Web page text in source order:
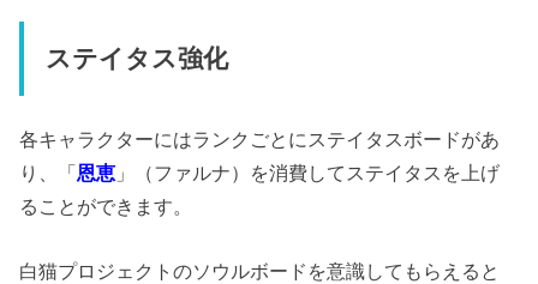
ステイタス強化
各キャラクターにはランクごとにステイタスボードがあ
り、「恩恵 」（ファルナ）を消費してステイタスを上げ
ることができます。
白猫プロジェクトのソウルボードを意識してもらえると